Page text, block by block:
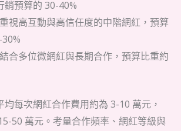
銷預算的 30-40%
視高互動與高信任度的中階網紅，預算
合多位微網紅與長期合作，預算比重約
均每次網紅合作費用約為 3-10 萬元，
50 萬元。考量合作頻率、網紅等級與